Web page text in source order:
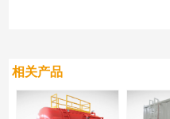
相关产品